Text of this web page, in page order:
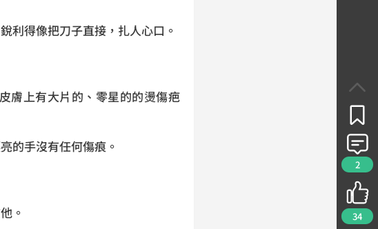
2
34
利得像把刀子直接，扎人心口。
膚上有大片的、零星的的燙傷疤
的手沒有任何傷痕。
。